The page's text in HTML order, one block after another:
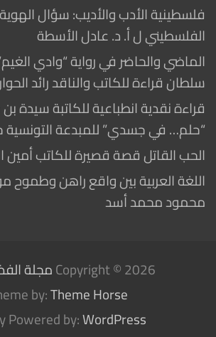
فلسطينية الأدب والأديب: سؤال
الفلسطيني ل أ. د. عادل الأسطة
الماضي والحاضر في رواية “وادي
سلطان قراءة للكاتب والناقد رائد
قراءة نقدية انطباعية للكاتبة سيدة
“حلم… في جسدي” للمبدعة التونسية
الحب القاتل قصة قصيرة للكاتب
اللغة العربية بين واقع راهن وطموح
محمود محمد أسد
Copyright © 2026مجلة
by:Theme Horse
Powered by:WordPress